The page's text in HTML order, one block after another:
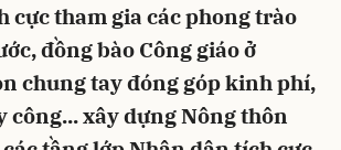
cực tham gia các phong trào
đồng bào Công giáo ở
chung tay đóng góp kinh phí,
công... xây dựng Nông thôn